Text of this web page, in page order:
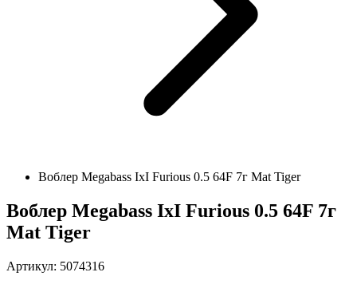
Воблер Megabass IxI Furious 0.5 64F 7г Mat Tiger
Воблер Megabass IxI Furious 0.5 64F 7г
Mat Tiger
Артикул: 5074316